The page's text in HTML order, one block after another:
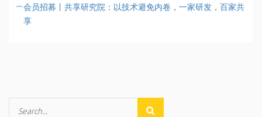
会员招募丨共享研究院：以技术避免内卷，一家研发，百家共
享